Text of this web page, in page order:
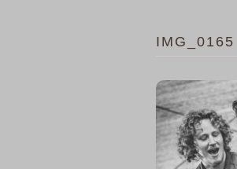
IMG_0165